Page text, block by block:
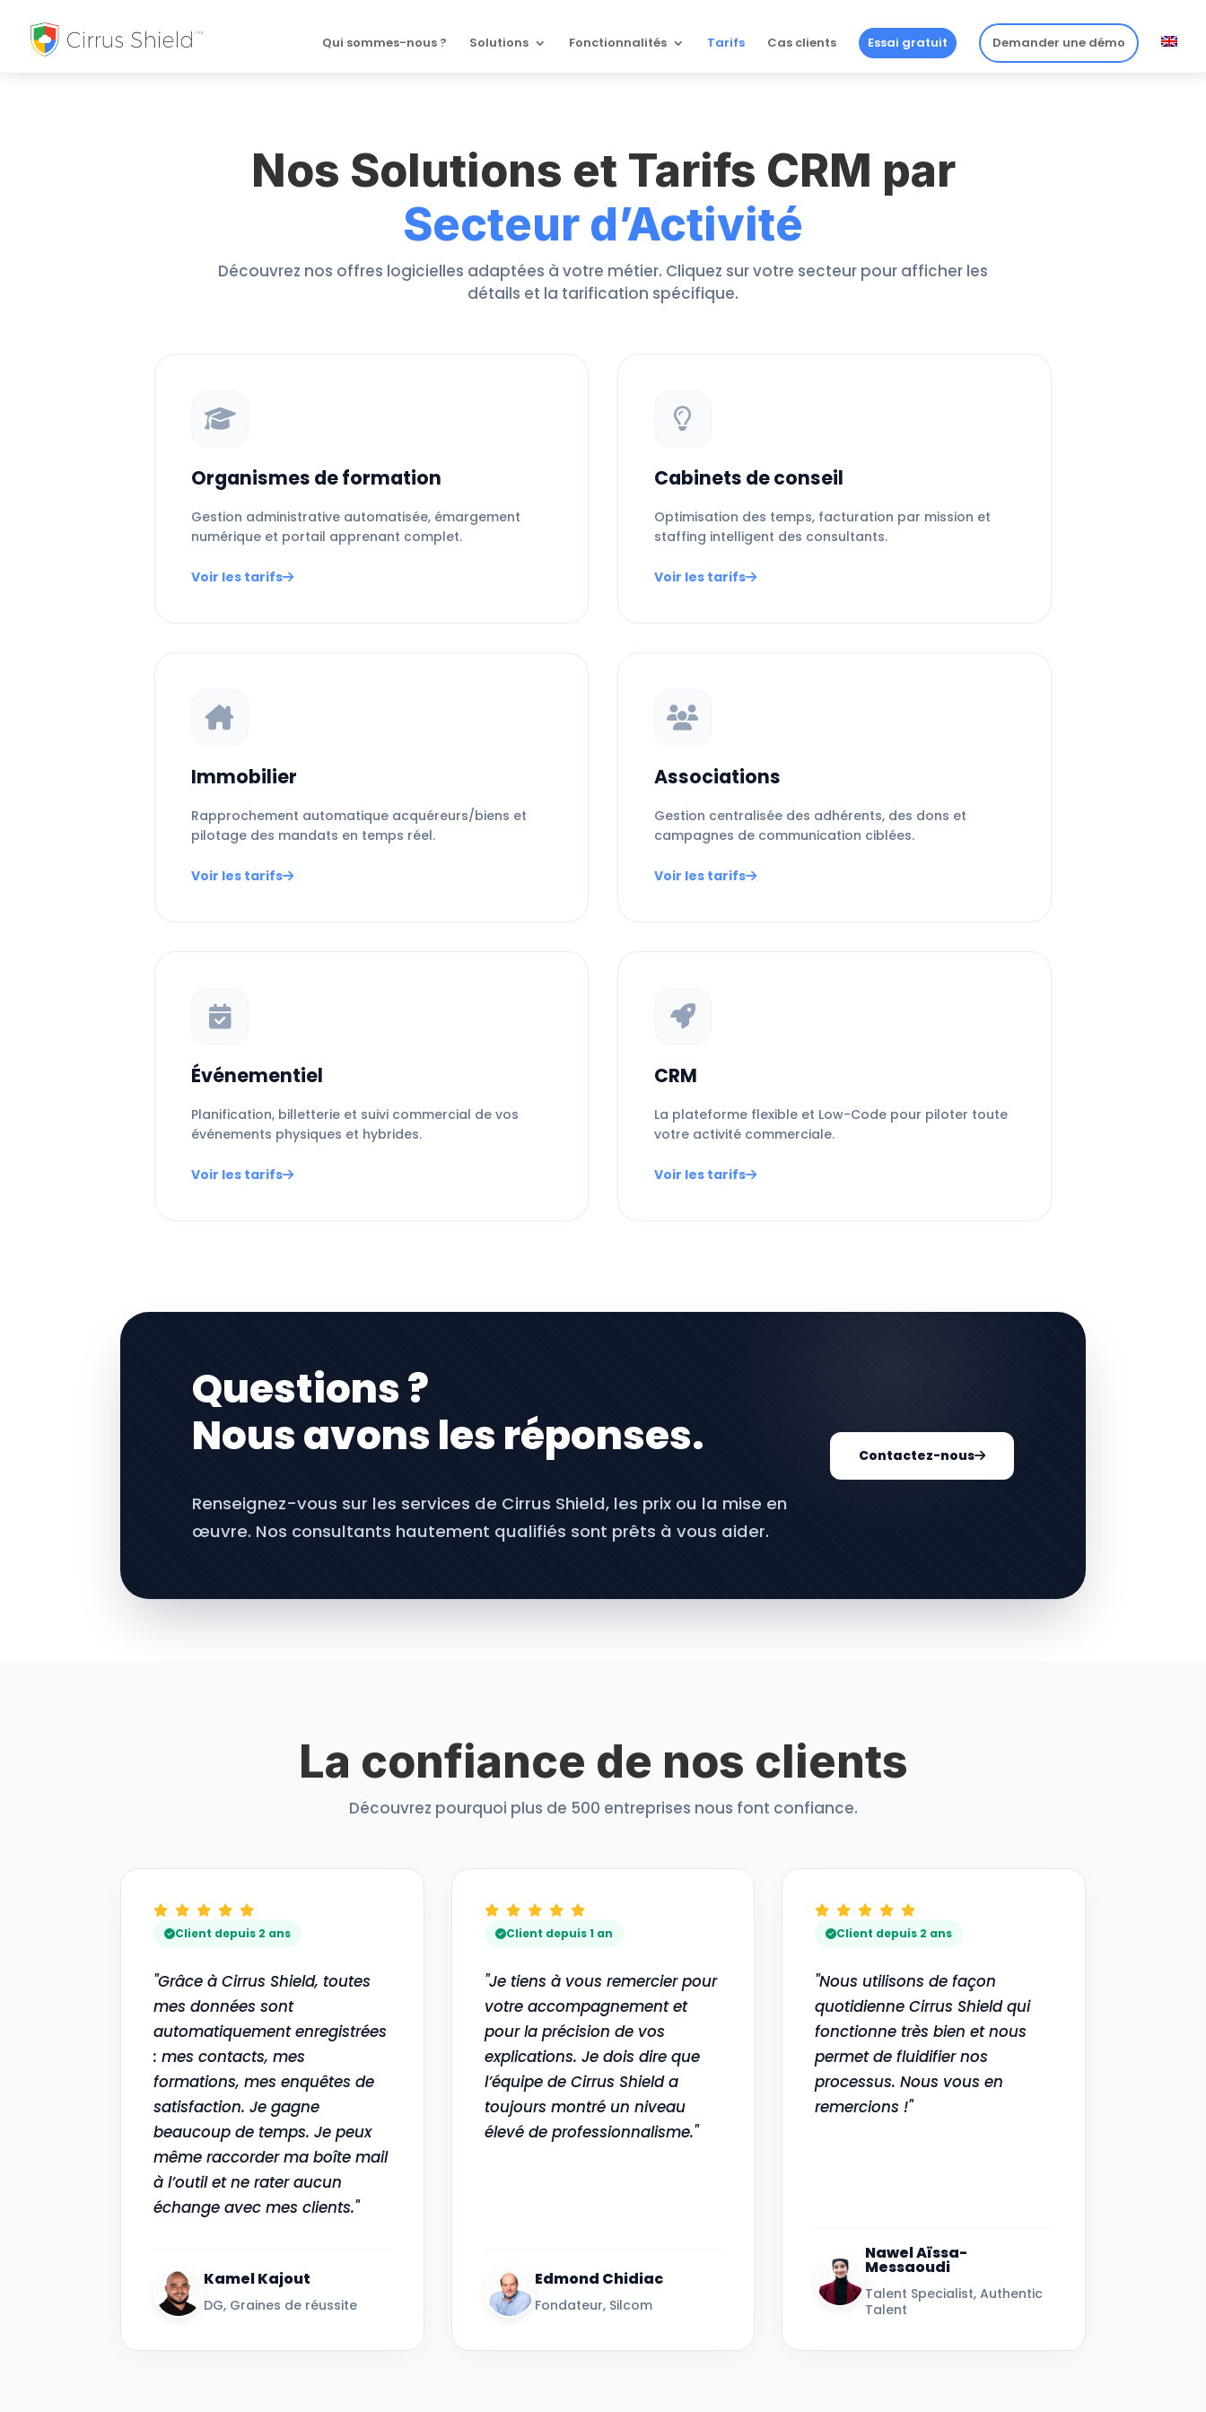
Qui sommes-nous ? Solutions Fonctionnalités Tarifs Cas clients Essai gratuit Demander une démo
Nos Solutions et Tarifs CRM par
Secteur d’Activité
Découvrez nos offres logicielles adaptées à votre métier. Cliquez sur votre secteur pour afficher les
détails et la tarification spécifique.
Organismes de formation
Gestion administrative automatisée, émargement
numérique et portail apprenant complet.
Voir les tarifs
Cabinets de conseil
Optimisation des temps, facturation par mission et
staffing intelligent des consultants.
Voir les tarifs
Immobilier
Rapprochement automatique acquéreurs/biens et
pilotage des mandats en temps réel.
Voir les tarifs
Associations
Gestion centralisée des adhérents, des dons et
campagnes de communication ciblées.
Voir les tarifs
Événementiel
Planification, billetterie et suivi commercial de vos
événements physiques et hybrides.
Voir les tarifs
CRM
La plateforme flexible et Low-Code pour piloter toute
votre activité commerciale.
Voir les tarifs
Questions ?
Nous avons les réponses.
Renseignez-vous sur les services de Cirrus Shield, les prix ou la mise en
œuvre. Nos consultants hautement qualifiés sont prêts à vous aider.
Contactez-nous
La confiance de nos clients
Découvrez pourquoi plus de 500 entreprises nous font confiance.
Client depuis 2 ans
"Grâce à Cirrus Shield, toutes
mes données sont
automatiquement enregistrées
: mes contacts, mes
formations, mes enquêtes de
satisfaction. Je gagne
beaucoup de temps. Je peux
même raccorder ma boîte mail
à l’outil et ne rater aucun
échange avec mes clients."
Kamel Kajout
DG, Graines de réussite
Client depuis 1 an
"Je tiens à vous remercier pour
votre accompagnement et
pour la précision de vos
explications. Je dois dire que
l’équipe de Cirrus Shield a
toujours montré un niveau
élevé de professionnalisme."
Edmond Chidiac
Fondateur, Silcom
Client depuis 2 ans
"Nous utilisons de façon
quotidienne Cirrus Shield qui
fonctionne très bien et nous
permet de fluidifier nos
processus. Nous vous en
remercions !"
Nawel Aïssa-
Messaoudi
Talent Specialist, Authentic
Talent